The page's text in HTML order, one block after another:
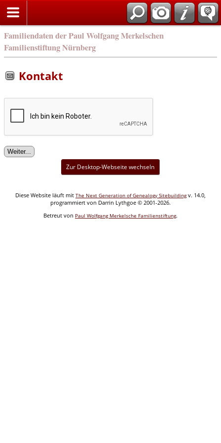
Familiendaten der Paul Wolfgang Merkelschen
Familienstiftung Nürnberg
Kontakt
Zur Desktop-Webseite wechseln
Diese Website läuft mit The Next Generation of Genealogy Sitebuildingv. 14.0,
programmiert von Darrin Lythgoe © 2001-2026.
Betreut von Paul Wolfgang Merkelsche Familienstiftung.